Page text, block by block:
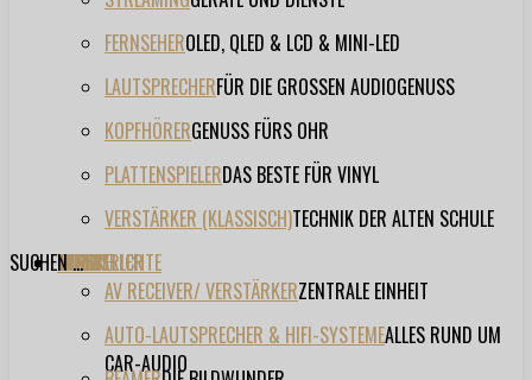
FERNSEHEROLED, QLED & LCD & MINI-LED
LAUTSPRECHERFÜR DIE GROSSEN AUDIOGENUSS
KOPFHÖRERGENUSS FÜRS OHR
PLATTENSPIELERDAS BESTE FÜR VINYL
VERSTÄRKER (KLASSISCH)TECHNIK DER ALTEN SCHULE
TESTBERICHTE
AV RECEIVER/ VERSTÄRKERZENTRALE EINHEIT
AUTO-LAUTSPRECHER & HIFI-SYSTEMEALLES RUND UM
CAR-AUDIO
FORUM
FILME
VIDEOS
HERSTELLER
EVENT
SUCHEN ...